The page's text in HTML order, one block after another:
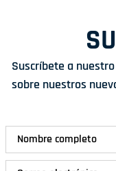
Suscríbete a
sobre nuestros